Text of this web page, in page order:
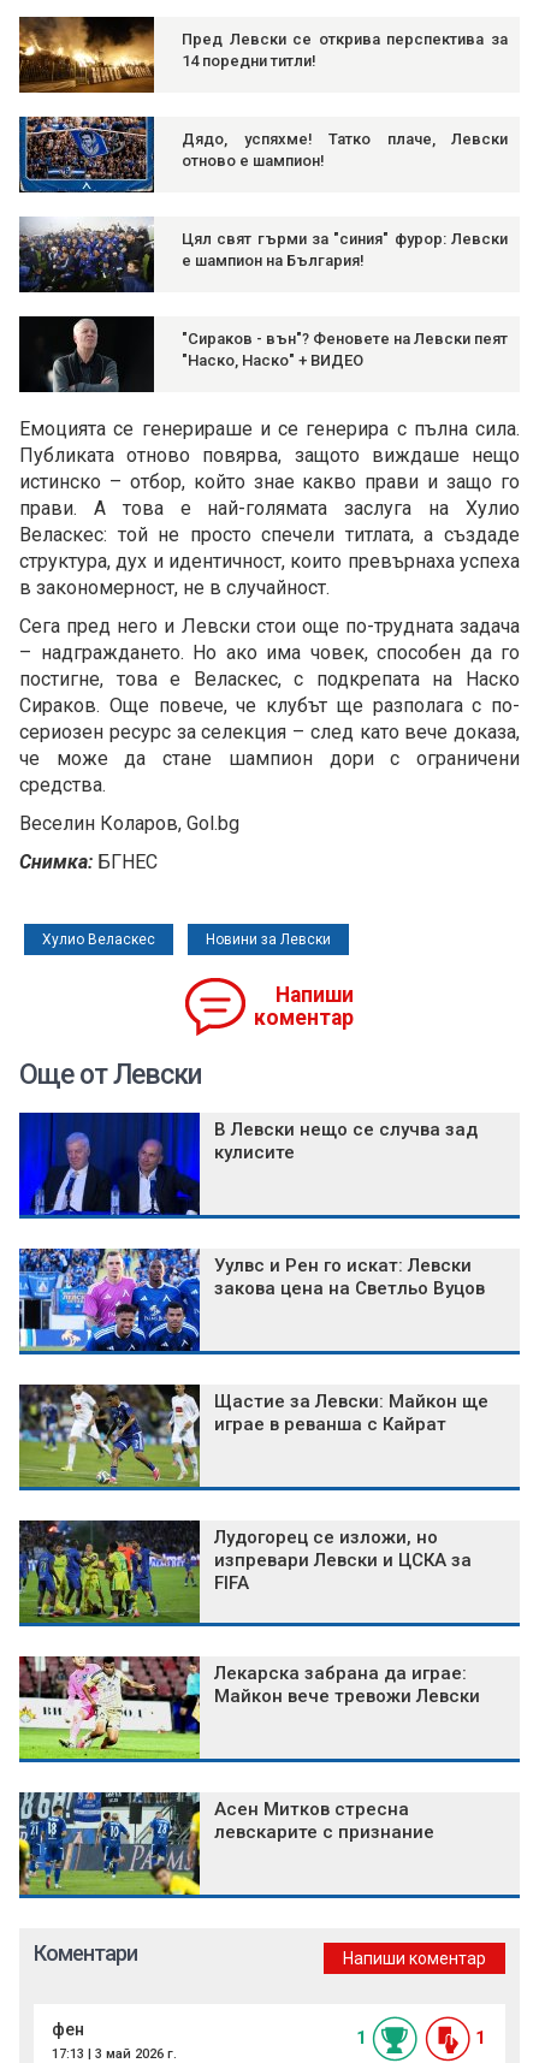
Пред Левски се открива перспектива за
14 поредни титли!
Дядо, успяхме! Татко плаче, Левски
отново е шампион!
Цял свят гърми за "синия" фурор: Левски
е шампион на България!
"Сираков - вън"? Феновете на Левски пеят
"Наско, Наско" + ВИДЕО
Емоцията се генерираше и се генерира с пълна сила.
Публиката отново повярва, защото виждаше нещо
истинско – отбор, който знае какво прави и защо го
прави. А това е най-голямата заслуга на Хулио
Веласкес: той не просто спечели титлата, а създаде
структура, дух и идентичност, които превърнаха успеха
в закономерност, не в случайност.
Сега пред него и Левски стои още по-трудната задача
– надграждането. Но ако има човек, способен да го
постигне, това е Веласкес, с подкрепата на Наско
Сираков. Още повече, че клубът ще разполага с по-
сериозен ресурс за селекция – след като вече доказа,
че може да стане шампион дори с ограничени
средства.
Веселин Коларов, Gol.bg
Снимка: БГНЕС
Хулио Веласкес Новини за Левски
Напиши
коментар
Още от Левски
В Левски нещо се случва зад
кулисите
Уулвс и Рен го искат: Левски
закова цена на Светльо Вуцов
Щастие за Левски: Майкон ще
играе в реванша с Кайрат
Лудогорец се изложи, но
изпревари Левски и ЦСКА за
FIFA
Лекарска забрана да играе:
Майкон вече тревожи Левски
Асен Митков стресна
левскарите с признание
Коментари Напиши коментар
фен
17:13 | 3 май 2026 г.
1 1